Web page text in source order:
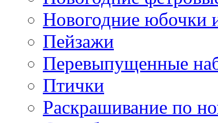
Новогодние юбочки
Пейзажи
Перевыпущенные
Птички
Раскрашивание по